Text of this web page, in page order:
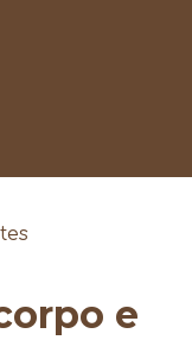
e